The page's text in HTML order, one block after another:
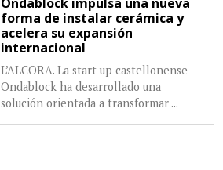
forma de instalar cerámica y
acelera su expansión
internacional
L’ALCORA. La start up castellonense
Ondablock ha desarrollado una
solución orientada a transformar ...